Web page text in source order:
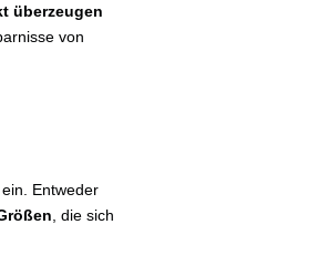
überzeugen
von
ein. Entweder
, die sich